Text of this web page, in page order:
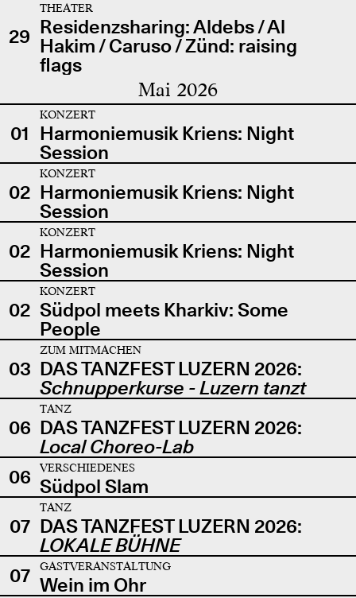
29
THEATER
Residenzsharing: Aldebs / Al
Hakim / Caruso / Zünd: raising
flags
Mai 2026
01
KONZERT
Harmoniemusik Kriens: Night
Session
02
KONZERT
Harmoniemusik Kriens: Night
Session
02
KONZERT
Harmoniemusik Kriens: Night
Session
02
KONZERT
Südpol meets Kharkiv: Some
People
03
ZUM MITMACHEN
DAS TANZFEST LUZERN 2026:
Schnupperkurse - Luzern tanzt
06
TANZ
DAS TANZFEST LUZERN 2026:
Local Choreo-Lab
06
VERSCHIEDENES
Südpol Slam
07
TANZ
DAS TANZFEST LUZERN 2026:
LOKALE BÜHNE
07
GASTVERANSTALTUNG
Wein im Ohr